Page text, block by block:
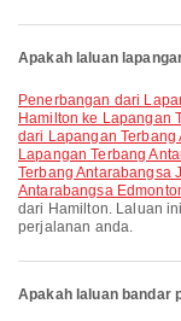
Apakah laluan
penerbangan dari Lapangan Terbang Antarabangsa John C Munro
Hamilton ke Lapangan
dari Lapangan Terbang
Lapangan Terbang
Terbang Antarabangsa
Antarabangsa
dari Hamilton. Laluan
perjalanan anda.
Apakah laluan bandar